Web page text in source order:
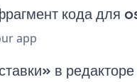
кода для
app
в